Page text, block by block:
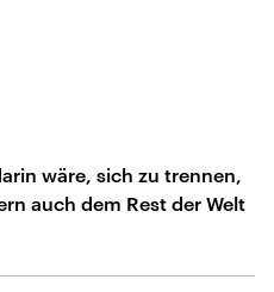
wäre, sich zu trennen,
auch dem Rest der Welt